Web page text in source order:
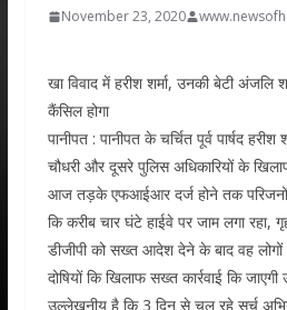
November 23, 2020
खा विवाद में हरीश शर्मा, उनकी बेटी अंजलि
कैंसिल होगा
पानीपत : पानीपत के चर्चित पूर्व पार्षद
चौधरी और दूसरे पुलिस अधिकारियों के
आज तड़के एफआईआर दर्ज होने तक परिजनों
कि करीब चार घंटे हाईवे पर जाम लगा रहा,
डीजीपी को सख्त आदेश देने के बाद वह लोगों
दोषियों कि खिलाफ सख्त कार्रवाई कि
उल्लेखनीय है कि 3 दिन से चल रहे सर्च